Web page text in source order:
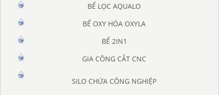
BỂ LỌC AQUALO
BỂ OXY HÓA OXYLA
BỂ 2IN1
GIA CÔNG CẮT CNC
SILO CHỨA CÔNG NGHIỆP